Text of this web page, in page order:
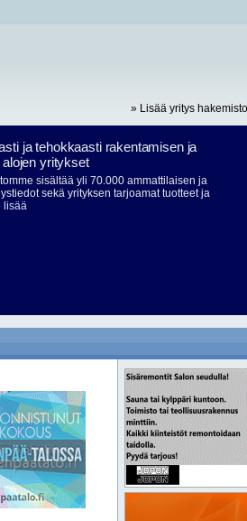
» Lisää yritys
ja tehokkaasti rakentamisen ja
yritykset
sisältää yli 70.000 ammattilaisen ja
sekä yrityksen tarjoamat tuotteet ja
lisää